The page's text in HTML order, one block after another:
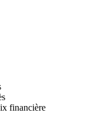
financière